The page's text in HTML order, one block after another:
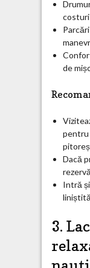
costuri
de
pentru
Dacă
Intră
3.